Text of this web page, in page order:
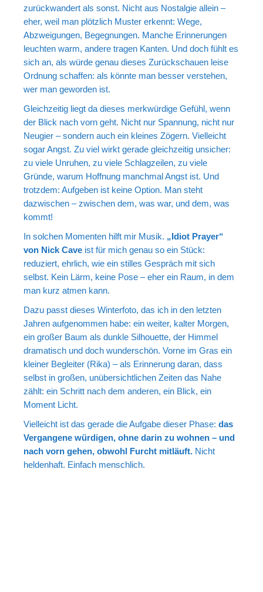
zurückwandert als sonst. Nicht aus Nostalgie allein –
eher, weil man plötzlich Muster erkennt: Wege,
Abzweigungen, Begegnungen. Manche Erinnerungen
leuchten warm, andere tragen Kanten. Und doch fühlt es
sich an, als würde genau dieses Zurückschauen leise
Ordnung schaffen: als könnte man besser verstehen,
wer man geworden ist.
Gleichzeitig liegt da dieses merkwürdige Gefühl, wenn
der Blick nach vorn geht. Nicht nur Spannung, nicht nur
Neugier – sondern auch ein kleines Zögern. Vielleicht
sogar Angst. Zu viel wirkt gerade gleichzeitig unsicher:
zu viele Unruhen, zu viele Schlagzeilen, zu viele
Gründe, warum Hoffnung manchmal Angst ist. Und
trotzdem: Aufgeben ist keine Option. Man steht
dazwischen – zwischen dem, was war, und dem, was
kommt!
In solchen Momenten hilft mir Musik. „Idiot Prayer“
von Nick Cave ist für mich genau so ein Stück:
reduziert, ehrlich, wie ein stilles Gespräch mit sich
selbst. Kein Lärm, keine Pose – eher ein Raum, in dem
man kurz atmen kann.
Dazu passt dieses Winterfoto, das ich in den letzten
Jahren aufgenommen habe: ein weiter, kalter Morgen,
ein großer Baum als dunkle Silhouette, der Himmel
dramatisch und doch wunderschön. Vorne im Gras ein
kleiner Begleiter (Rika) – als Erinnerung daran, dass
selbst in großen, unübersichtlichen Zeiten das Nahe
zählt: ein Schritt nach dem anderen, ein Blick, ein
Moment Licht.
Vielleicht ist das gerade die Aufgabe dieser Phase: das
Vergangene würdigen, ohne darin zu wohnen – und
nach vorn gehen, obwohl Furcht mitläuft. Nicht
heldenhaft. Einfach menschlich.